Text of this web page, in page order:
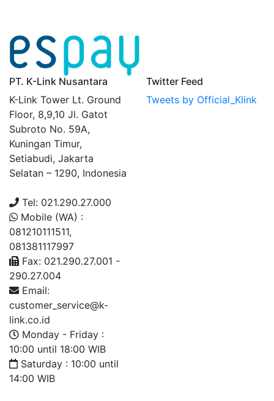
PT. K-Link Nusantara
K-Link Tower Lt. Ground
Floor, 8,9,10 Jl. Gatot
Subroto No. 59A,
Kuningan Timur,
Setiabudi, Jakarta
Selatan – 1290, Indonesia
Tel: 021.290.27.000
Mobile (WA) :
081210111511,
081381117997
Fax: 021.290.27.001 -
290.27.004
Email:
customer_service@k-
link.co.id
Monday - Friday :
10:00 until 18:00 WIB
Saturday : 10:00 until
14:00 WIB
Twitter Feed
Tweets by Official_Klink